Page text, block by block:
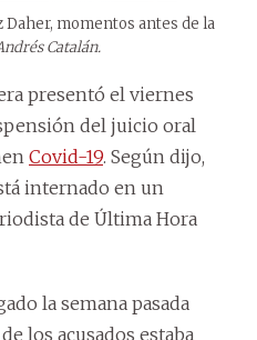
Daher, momentos antes de la
Catalán.
presentó el viernes
del juicio oral
Covid-19. Según dijo,
internado en un
de Última Hora
la semana pasada
los acusados estaba